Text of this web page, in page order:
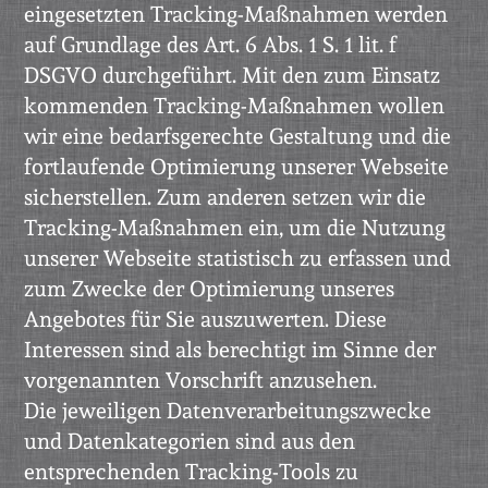
eingesetzten Tracking-Maßnahmen werden
auf Grundlage des Art. 6 Abs. 1 S. 1 lit. f
DSGVO durchgeführt. Mit den zum Einsatz
kommenden Tracking-Maßnahmen wollen
wir eine bedarfsgerechte Gestaltung und die
fortlaufende Optimierung unserer Webseite
sicherstellen. Zum anderen setzen wir die
Tracking-Maßnahmen ein, um die Nutzung
unserer Webseite statistisch zu erfassen und
zum Zwecke der Optimierung unseres
Angebotes für Sie auszuwerten. Diese
Interessen sind als berechtigt im Sinne der
vorgenannten Vorschrift anzusehen.
Die jeweiligen Datenverarbeitungszwecke
und Datenkategorien sind aus den
entsprechenden Tracking-Tools zu